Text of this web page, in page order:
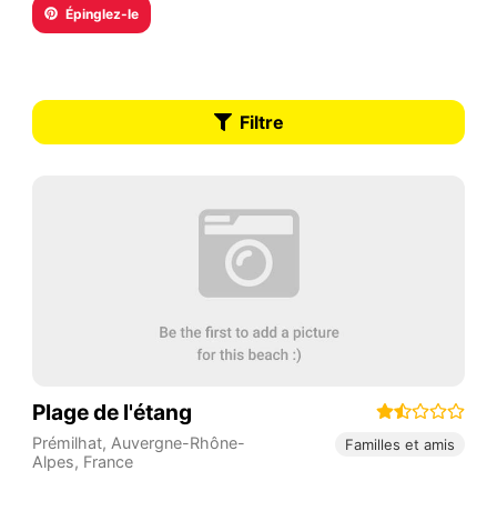
Épinglez-le
Filtre
Plage de l'étang
Prémilhat, Auvergne-Rhône-
Alpes, France
Familles et amis